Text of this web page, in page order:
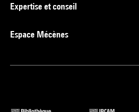
Expertise et conseil
Espace Mécènes